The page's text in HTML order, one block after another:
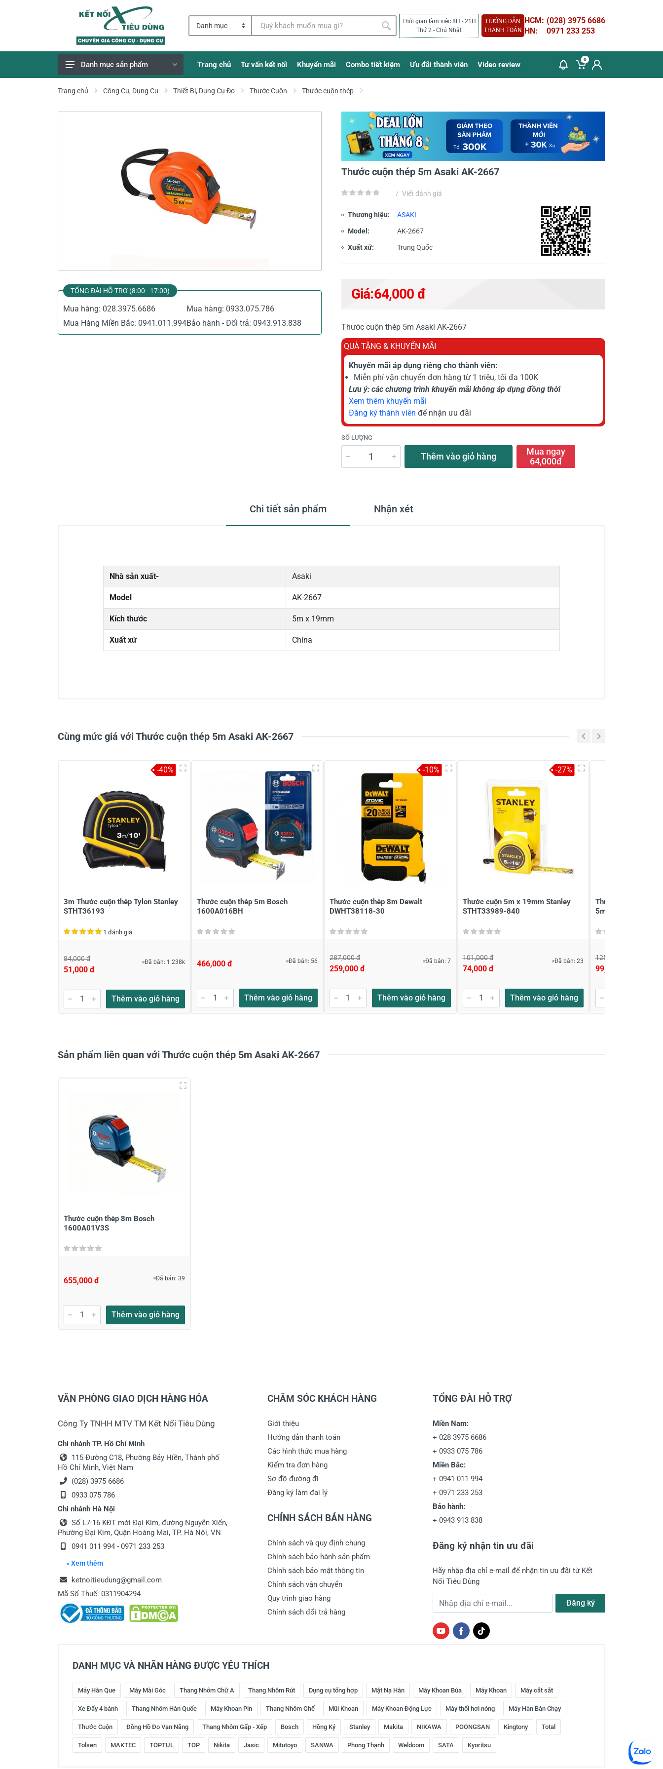
Thời gian làm việc 8H - 21H
Thứ 2 - Chủ Nhật
HƯỚNG DẪN
THANH TOÁN
HCM: (028) 3975 6686
HN:
0971 233 253
Giao Hàng Miễn Phí
Phụ Tùng, Linh Kiện
Danh mục sản phẩm Trang chủ Tư vấn kết nối Khuyến mãi Combo tiết kiệm Ưu đãi thành viên Video review
0
Trang chủ Công Cụ, Dụng Cụ Thiết Bị, Dụng Cụ Đo Thước Cuộn Thước cuộn thép
TỔNG ĐÀI HỖ TRỢ (8:00 - 17:00)
Mua hàng: 028.3975.6686 Mua hàng: 0933.075.786
Mua Hàng Miền Bắc: 0941.011.994Bảo hành - Đổi trả: 0943.913.838
Thước cuộn thép 5m Asaki AK-2667
/ Viết đánh giá
Thương hiệu: ASAKI
Model: AK-2667
Xuất xứ: Trung Quốc
Giá:64,000 đ
Thước cuộn thép 5m Asaki AK-2667
QUÀ TẶNG & KHUYẾN MÃI
Khuyến mãi áp dụng riêng cho thành viên:
Miễn phí vận chuyển đơn hàng từ 1 triệu, tối đa 100K
Lưu ý: các chương trình khuyến mãi không áp dụng đồng thời
Xem thêm khuyến mãi
Đăng ký thành viên để nhận ưu đãi
SỐ LƯỢNG
Thêm vào giỏ hàng
Mua ngay
64,000đ
Chi tiết sản phẩm Nhận xét
Nhà sản xuất- Asaki
Model AK-2667
Kích thước 5m x 19mm
Xuất xứ China
Viết nhận xét về sản phẩm
Đánh giá sao Họ và tên* Tiêu đề của nhận xét
Cùng mức giá với Thước cuộn thép 5m Asaki AK-2667
3m Thước cuộn thép Tylon Stanley
STHT36193
1 đánh giá
84,000 đ
51,000 đ
Đã bán: 1.238k
Thêm vào giỏ hàng
-40%
Thước cuộn thép 5m Bosch
1600A016BH
466,000 đ Đã bán: 56
Thêm vào giỏ hàng
Thước cuộn thép 8m Dewalt
DWHT38118-30
287,000 đ
259,000 đ
Đã bán: 7
Thêm vào giỏ hàng
-10%
Thước cuộn 5m x 19mm Stanley
STHT33989-840
101,000 đ
74,000 đ
Đã bán: 23
Thêm vào giỏ hàng
-27%
Thước cuộn thép
5mx19mm)
125,000 đ
99,000 đ
Sản phẩm liên quan với Thước cuộn thép 5m Asaki AK-2667
Thước cuộn thép 8m Bosch
1600A01V3S
655,000 đ Đã bán: 39
Thêm vào giỏ hàng
VĂN PHÒNG GIAO DỊCH HÀNG HÓA
Công Ty TNHH MTV TM Kết Nối Tiêu Dùng
Chi nhánh TP. Hồ Chí Minh
115 Đường C18, Phường Bảy Hiền, Thành phố
Hồ Chí Minh, Việt Nam
(028) 3975 6686
0933 075 786
Chi nhánh Hà Nội
Số L7-16 KĐT mới Đại Kim, đường Nguyễn Xiển,
Phường Đại Kim, Quận Hoàng Mai, TP. Hà Nội, VN
0941 011 994 - 0971 233 253
» Xem thêm
ketnoitieudung@gmail.com
Mã Số Thuế: 0311904294
CHĂM SÓC KHÁCH HÀNG
Giới thiệu
Hướng dẫn thanh toán
Các hình thức mua hàng
Kiểm tra đơn hàng
Sơ đồ đường đi
Đăng ký làm đại lý
CHÍNH SÁCH BÁN HÀNG
Chính sách và quy định chung
Chính sách bảo hành sản phẩm
Chính sách bảo mật thông tin
Chính sách vận chuyển
Quy trình giao hàng
Chính sách đổi trả hàng
TỔNG ĐÀI HỖ TRỢ
Miền Nam:
+ 028 3975 6686
+ 0933 075 786
Miền Bắc:
+ 0941 011 994
+ 0971 233 253
Bảo hành:
+ 0943 913 838
Đăng ký nhận tin ưu đãi
Hãy nhập địa chỉ e-mail để nhận tin ưu đãi từ Kết
Nối Tiêu Dùng
Địa chỉ e-mail Đăng ký
DANH MỤC VÀ NHÃN HÀNG ĐƯỢC YÊU THÍCH
Máy Hàn Que Máy Mài Góc Thang Nhôm Chữ A Thang Nhôm Rút Dụng cụ tổng hợp Mặt Nạ Hàn Máy Khoan Búa Máy Khoan Máy cắt sắt
Xe Đẩy 4 bánh Thang Nhôm Hàn Quốc Máy Khoan Pin Thang Nhôm Ghế Mũi Khoan Máy Khoan Động Lực Máy thổi hơi nóng Máy Hàn Bán Chạy
Thước Cuộn Đồng Hồ Đo Vạn Năng Thang Nhôm Gấp - Xếp Bosch Hồng Ký Stanley Makita NIKAWA POONGSAN Kingtony Total
Tolsen MAKTEC TOPTUL TOP Nikita Jasic Mitutoyo SANWA Phong Thạnh Weldcom SATA Kyoritsu